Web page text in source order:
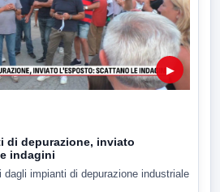
▶
di depurazione, inviato
indagini
dagli impianti di depurazione industriale